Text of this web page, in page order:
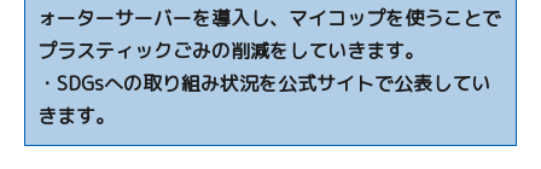
ォーターサーバーを導入し、マイコップを使うことで
プラスティックごみの削減をしていきます。
・SDGsへの取り組み状況を公式サイトで公表してい
きます。